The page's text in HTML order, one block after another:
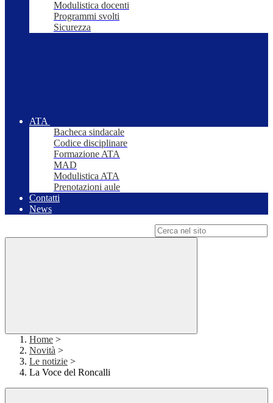
Modulistica docenti
Programmi svolti
Sicurezza
ATA
Bacheca sindacale
Codice disciplinare
Formazione ATA
MAD
Modulistica ATA
Prenotazioni aule
Contatti
News
Home >
Novità >
Le notizie >
La Voce del Roncalli